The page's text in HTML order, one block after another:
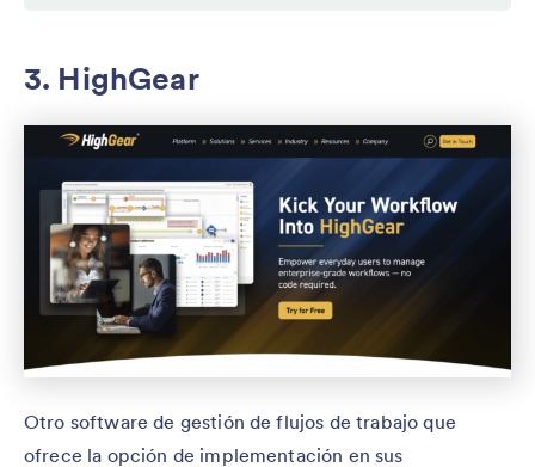
3. HighGear
Otro software de gestión de flujos de trabajo que
ofrece la opción de implementación en sus